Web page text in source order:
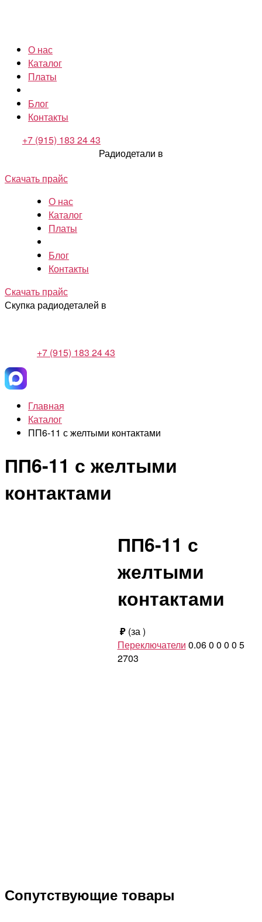
О нас
Каталог
Платы
Блог
Контакты
+7 (915) 183 24 43
Радиодетали в
Скачать прайс
О нас
Каталог
Платы
Блог
Контакты
Скачать прайс
Скупка радиодеталей в
+7 (915) 183 24 43
Главная
Каталог
ПП6-11 с желтыми контактами
ПП6-11 с желтыми
контактами
ПП6-11 с
желтыми
контактами
₽ (за)
Переключатели 0.060 0 0 0 5
2703
Сопутствующие товары